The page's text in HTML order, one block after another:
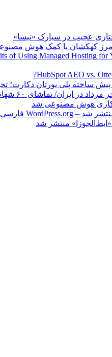
عجیب در سیارک «نیسا»
کهکشان با کمک هوش
of Using Managed Hosting for
HubSpot AEO vs.
پیش ساخته پلی یورتان
تماشای ۶۰ شهاب در هر ساعت!
هوش مصنوعی شد
منتشر شد